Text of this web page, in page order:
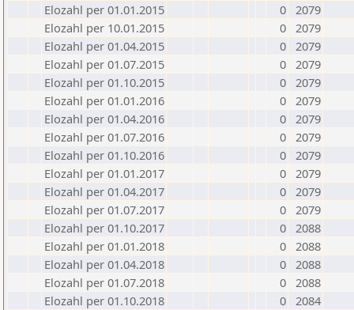
Elozahl per 01.01.2015
0 2079
Elozahl per 10.01.2015
0 2079
Elozahl per 01.04.2015
0 2079
Elozahl per 01.07.2015
0 2079
Elozahl per 01.10.2015
0 2079
Elozahl per 01.01.2016
0 2079
Elozahl per 01.04.2016
0 2079
Elozahl per 01.07.2016
0 2079
Elozahl per 01.10.2016
0 2079
Elozahl per 01.01.2017
0 2079
Elozahl per 01.04.2017
0 2079
Elozahl per 01.07.2017
0 2079
Elozahl per 01.10.2017
0 2088
Elozahl per 01.01.2018
0 2088
Elozahl per 01.04.2018
0 2088
Elozahl per 01.07.2018
0 2088
Elozahl per 01.10.2018
0 2084